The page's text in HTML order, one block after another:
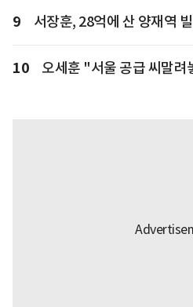
9 서장훈, 28억에 산 양재역
10 오세훈 "서울 공급 씨말려